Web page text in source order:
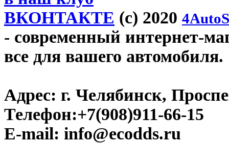
ВКОНТАКТЕ (c) 2020
- современный интернет-
все для вашего автомобиля.
Адрес: г. Челябинск,
Телефон:+7(908)911-66-15
E-mail: info@ecodds.ru